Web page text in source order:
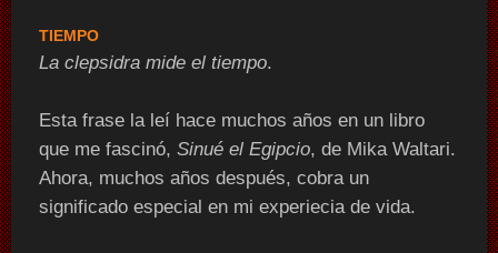
TIEMPO
La clepsidra mide el tiempo.
Esta frase la leí hace muchos años en un libro
que me fascinó, Sinué el Egipcio, de Mika Waltari.
Ahora, muchos años después, cobra un
significado especial en mi experiecia de vida.